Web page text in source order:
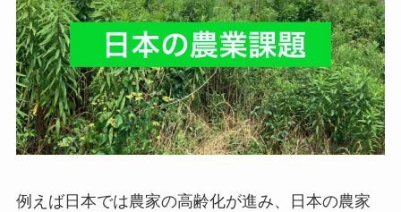
例えば日本では農家の高齢化が進み、日本の農家